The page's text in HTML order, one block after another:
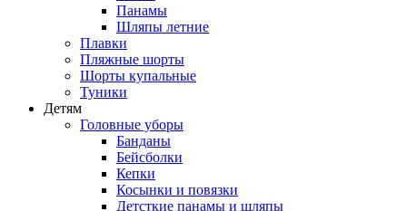
Панамы
Шляпы летние
Плавки
Пляжные шорты
Шорты купальные
Туники
Детям
Головные уборы
Банданы
Бейсболки
Кепки
Косынки и повязки
Детсткие панамы и шляпы